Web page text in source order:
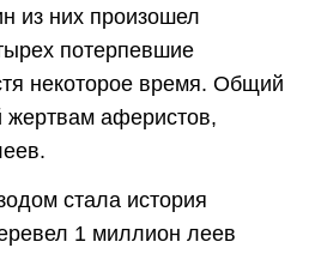
из них произошел
потерпевшие
некоторое время. Общий
аферистов,
стала история
1 миллион леев